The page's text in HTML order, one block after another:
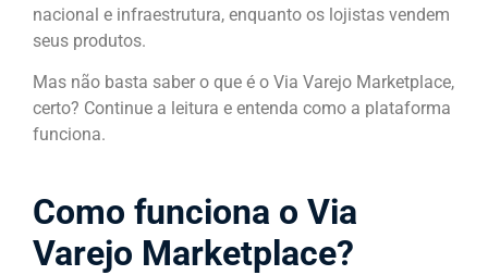
nacional e infraestrutura, enquanto os lojistas vendem
seus produtos.
Mas não basta saber o que é o Via Varejo Marketplace,
certo? Continue a leitura e entenda como a plataforma
funciona.
Como funciona o Via
Varejo Marketplace?